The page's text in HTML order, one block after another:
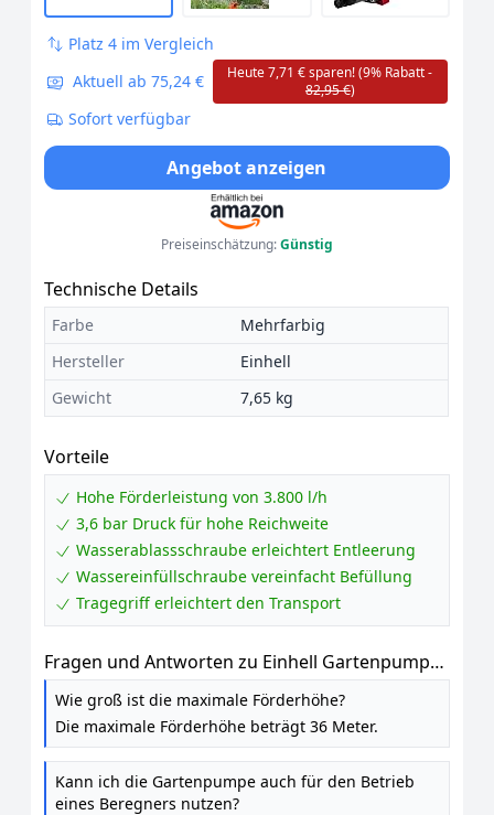
Platz 4 im Vergleich
Aktuell ab 75,24 €
Heute 7,71 € sparen! (9% Rabatt -
82,95 €)
Sofort verfügbar
Angebot anzeigen
Preiseinschätzung:Günstig
Technische Details
Farbe
Mehrfarbig
Hersteller
Einhell
Gewicht
7,65 kg
Vorteile
Hohe Förderleistung von 3.800 l/h
3,6 bar Druck für hohe Reichweite
Wasserablassschraube erleichtert Entleerung
Wassereinfüllschraube vereinfacht Befüllung
Tragegriff erleichtert den Transport
Fragen und Antworten zu Einhell Gartenpumpe
GC-GP 6538 Set
Wie groß ist die maximale Förderhöhe?
Die maximale Förderhöhe beträgt 36 Meter.
Kann ich die Gartenpumpe auch für den Betrieb
eines Beregners nutzen?